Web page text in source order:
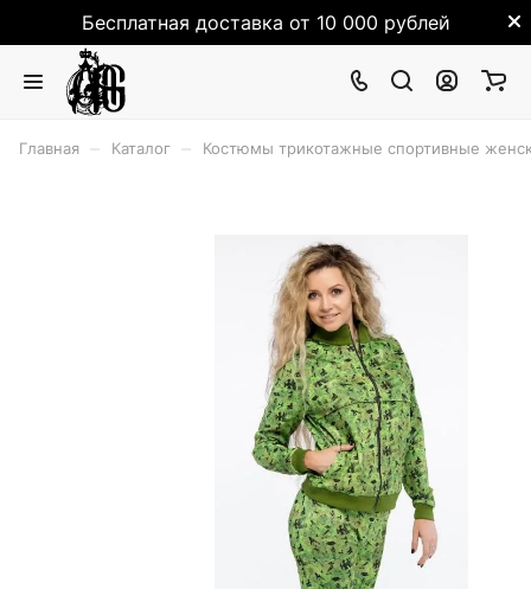
Бесплатная доставка от 10 000 рублей
Главная Каталог Костюмы трикотажные спортивные